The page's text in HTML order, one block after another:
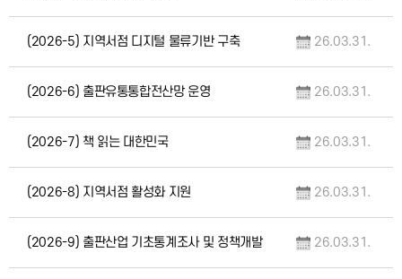
(2026-5) 지역서점 디지털 물류기반 구축 26.03.31.
(2026-6) 출판유통통합전산망 운영 26.03.31.
(2026-7) 책 읽는 대한민국 26.03.31.
(2026-8) 지역서점 활성화 지원 26.03.31.
(2026-9) 출판산업 기초통계조사 및 정책개발 26.03.31.